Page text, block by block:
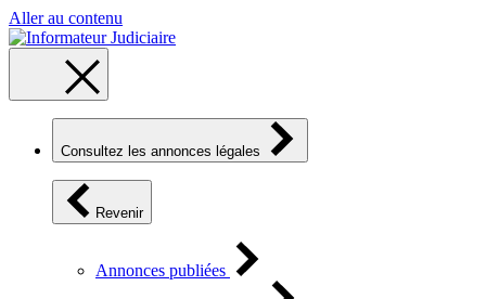
Aller au contenu
Consultez les annonces légales
Revenir
Annonces publiées